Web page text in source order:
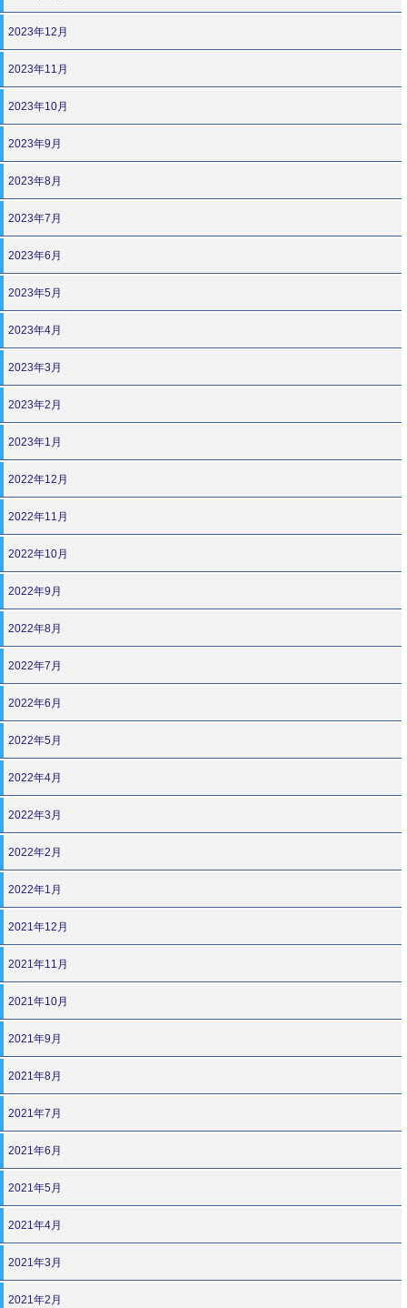
2023年12月
2023年11月
2023年10月
2023年9月
2023年8月
2023年7月
2023年6月
2023年5月
2023年4月
2023年3月
2023年2月
2023年1月
2022年12月
2022年11月
2022年10月
2022年9月
2022年8月
2022年7月
2022年6月
2022年5月
2022年4月
2022年3月
2022年2月
2022年1月
2021年12月
2021年11月
2021年10月
2021年9月
2021年8月
2021年7月
2021年6月
2021年5月
2021年4月
2021年3月
2021年2月